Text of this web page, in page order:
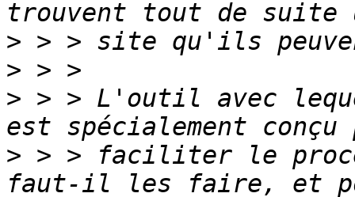
>
>
> > > L'outil avec
> > > faciliter le